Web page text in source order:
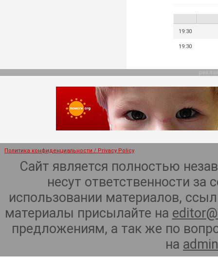
19:30
19:30
Политика конфиденциальности / Privacy Policy
Сайт является полностью
несут ответственности
использовании материалов,
материалы присылайте на
предложениям, а так же по
на